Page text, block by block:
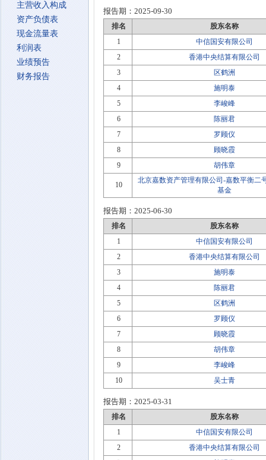
主营收入构成
资产负债表
现金流量表
利润表
业绩预告
财务报告
报告期： 2025-09-30
排名
股东名称
1
中信国安有限公司
2
香港中央结算有限公司
3
区鹤洲
4
施明泰
5
李峻峰
6
陈丽君
7
罗顾仪
8
顾晓霞
9
胡伟章
10
北京嘉数资产管理有限公司-嘉数平衡二
基金
报告期： 2025-06-30
排名
股东名称
1
中信国安有限公司
2
香港中央结算有限公司
3
施明泰
4
陈丽君
5
区鹤洲
6
罗顾仪
7
顾晓霞
8
胡伟章
9
李峻峰
10
吴士青
报告期： 2025-03-31
排名
股东名称
1
中信国安有限公司
2
香港中央结算有限公司